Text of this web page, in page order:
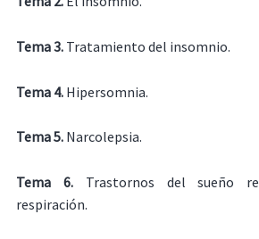
Tema 3.Tratamiento del insomnio.
Tema 4.Hipersomnia.
Tema 5.Narcolepsia.
Tema 6.Trastornos del sueño
respiración.